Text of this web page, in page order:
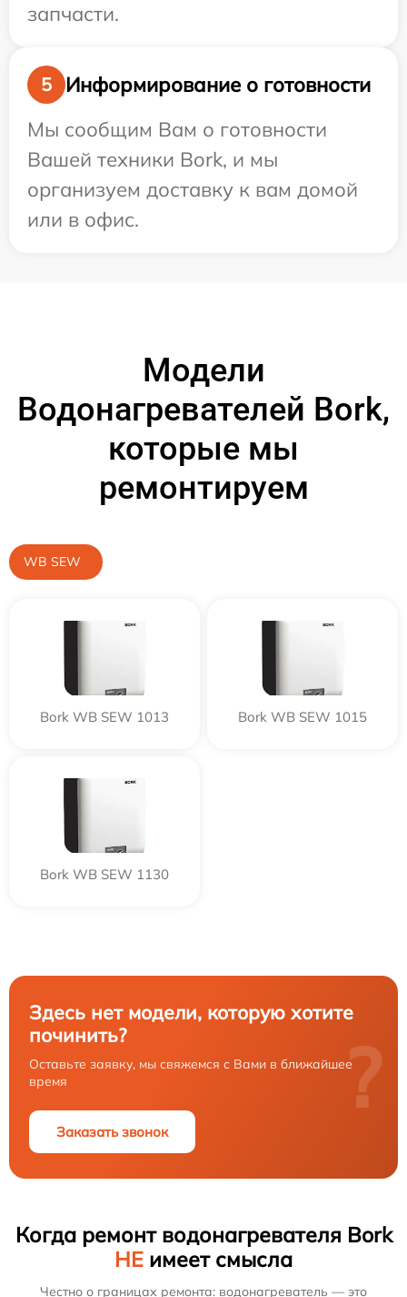
запчасти.
5
Информирование о готовности
Мы сообщим Вам о готовности
Вашей техники Bork, и мы
организуем доставку к вам домой
или в офис.
Модели
Водонагревателей Bork,
которые мы
ремонтируем
WB SEW
Bork WB SEW 1013 Bork WB SEW 1015
Bork WB SEW 1130
Здесь нет модели, которую хотите
починить?
Оставьте заявку, мы свяжемся с Вами в ближайшее
время
Заказать звонок
?
Когда ремонт водонагревателя Bork
НЕ имеет смысла
Честно о границах ремонта: водонагреватель — это